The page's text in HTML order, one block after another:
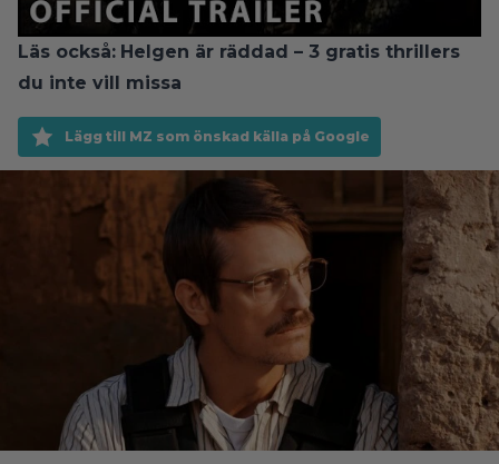
Läs också: Helgen är räddad – 3 gratis thrillers
du inte vill missa
Lägg till MZ som önskad källa på Google